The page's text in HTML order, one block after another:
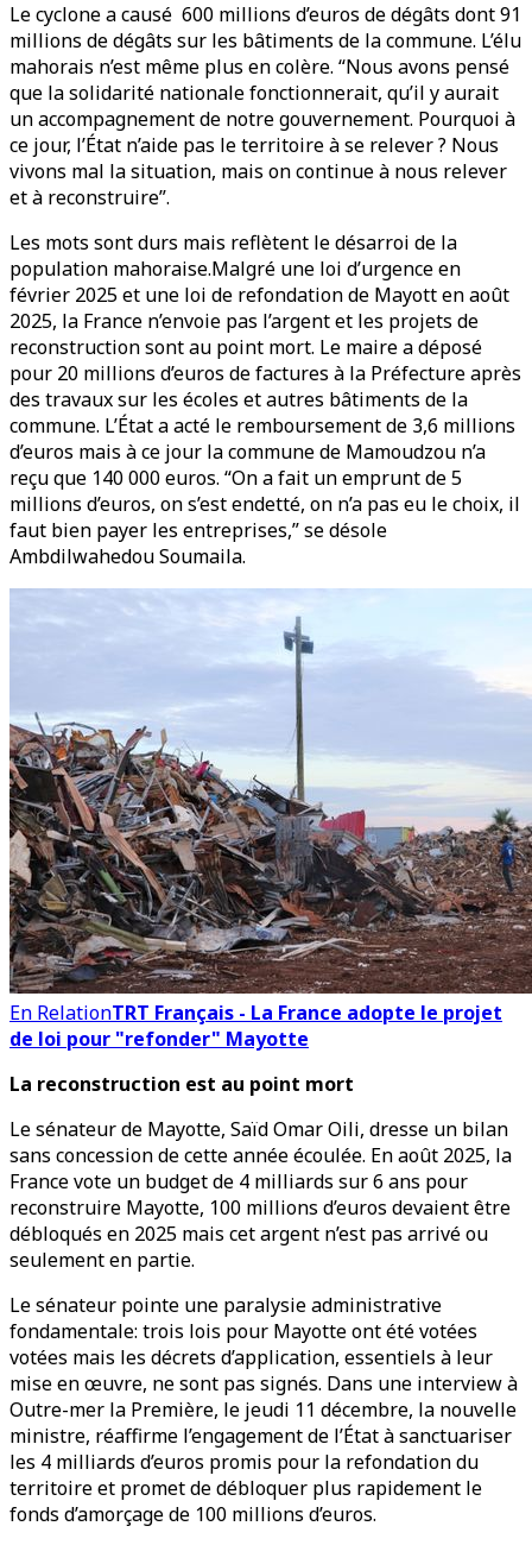
Le cyclone a causé 600 millions d’euros de dégâts dont 91
millions de dégâts sur les bâtiments de la commune. L’élu
mahorais n’est même plus en colère. “Nous avons pensé
que la solidarité nationale fonctionnerait, qu’il y aurait
un accompagnement de notre gouvernement. Pourquoi à
ce jour, l’État n’aide pas le territoire à se relever ? Nous
vivons mal la situation, mais on continue à nous relever
et à reconstruire”.
Les mots sont durs mais reflètent le désarroi de la
population mahoraise.Malgré une loi d’urgence en
février 2025 et une loi de refondation de Mayott en août
2025, la France n’envoie pas l’argent et les projets de
reconstruction sont au point mort. Le maire a déposé
pour 20 millions d’euros de factures à la Préfecture après
des travaux sur les écoles et autres bâtiments de la
commune. L’État a acté le remboursement de 3,6 millions
d’euros mais à ce jour la commune de Mamoudzou n’a
reçu que 140 000 euros. “On a fait un emprunt de 5
millions d’euros, on s’est endetté, on n’a pas eu le choix, il
faut bien payer les entreprises,” se désole
Ambdilwahedou Soumaila.
En RelationTRT Français - La France adopte le projet
de loi pour "refonder" Mayotte
La reconstruction est au point mort
Le sénateur de Mayotte, Saïd Omar Oili, dresse un bilan
sans concession de cette année écoulée. En août 2025, la
France vote un budget de 4 milliards sur 6 ans pour
reconstruire Mayotte, 100 millions d’euros devaient être
débloqués en 2025 mais cet argent n’est pas arrivé ou
seulement en partie.
Le sénateur pointe une paralysie administrative
fondamentale: trois lois pour Mayotte ont été votées
votées mais les décrets d’application, essentiels à leur
mise en œuvre, ne sont pas signés. Dans une interview à
Outre-mer la Première, le jeudi 11 décembre, la nouvelle
ministre, réaffirme l’engagement de l’État à sanctuariser
les 4 milliards d’euros promis pour la refondation du
territoire et promet de débloquer plus rapidement le
fonds d’amorçage de 100 millions d’euros.